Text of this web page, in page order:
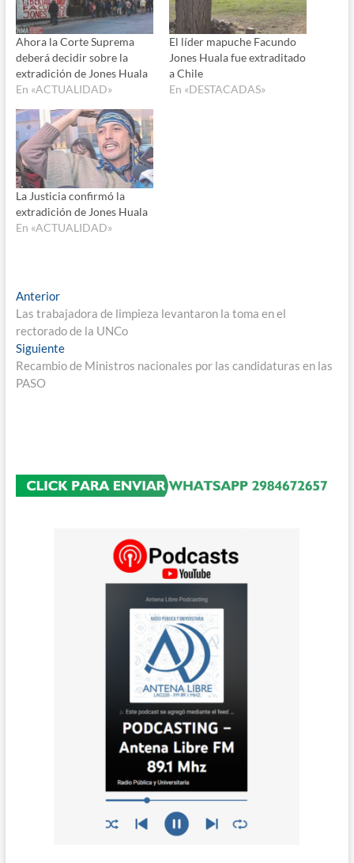
Ahora la Corte Suprema
deberá decidir sobre la
extradición de Jones Huala
En «ACTUALIDAD»
El líder mapuche Facundo
Jones Huala fue extraditado
a Chile
En «DESTACADAS»
La Justicia confirmó la
extradición de Jones Huala
En «ACTUALIDAD»
Navegación
de
entradas
AnteriorEntrada
anterior:
Las trabajadora de limpieza levantaron la toma en el
rectorado de la UNCo
SiguienteEntrada
siguiente:
Recambio de Ministros nacionales por las candidaturas en las
PASO